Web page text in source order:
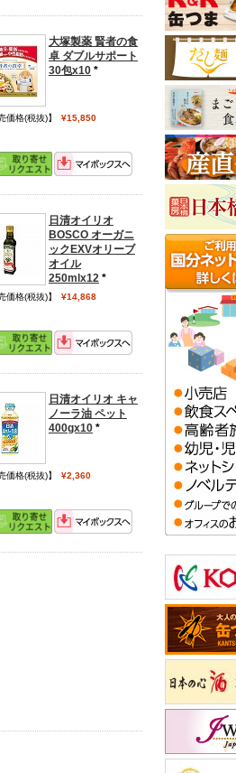
大塚製薬 賢者の食
卓 ダブルサポート
30包x10*
価格(税抜)】 ¥15,850
日清オイリオ
BOSCO オーガニ
ックEXVオリーブ
オイル
250mlx12*
価格(税抜)】 ¥14,868
日清オイリオ キャ
ノーラ油 ペット
400gx10*
価格(税抜)】 ¥2,360